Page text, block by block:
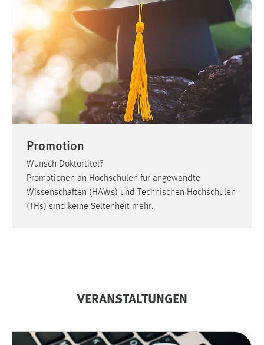
Promotion
Wunsch Doktortitel?
Promotionen an Hochschulen für angewandte
Wissenschaften (HAWs) und Technischen Hochschulen
(THs) sind keine Seltenheit mehr.
VERANSTALTUNGEN